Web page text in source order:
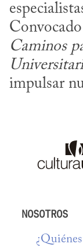
Caminos
impulsar
NOSOTROS
¿Quiénes